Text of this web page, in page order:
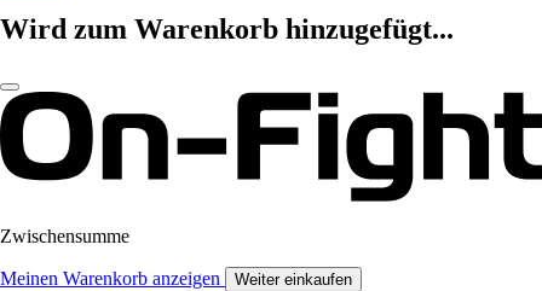
Wird zum Warenkorb hinzugefügt...
Zwischensumme
Meinen Warenkorb anzeigen Weiter einkaufen